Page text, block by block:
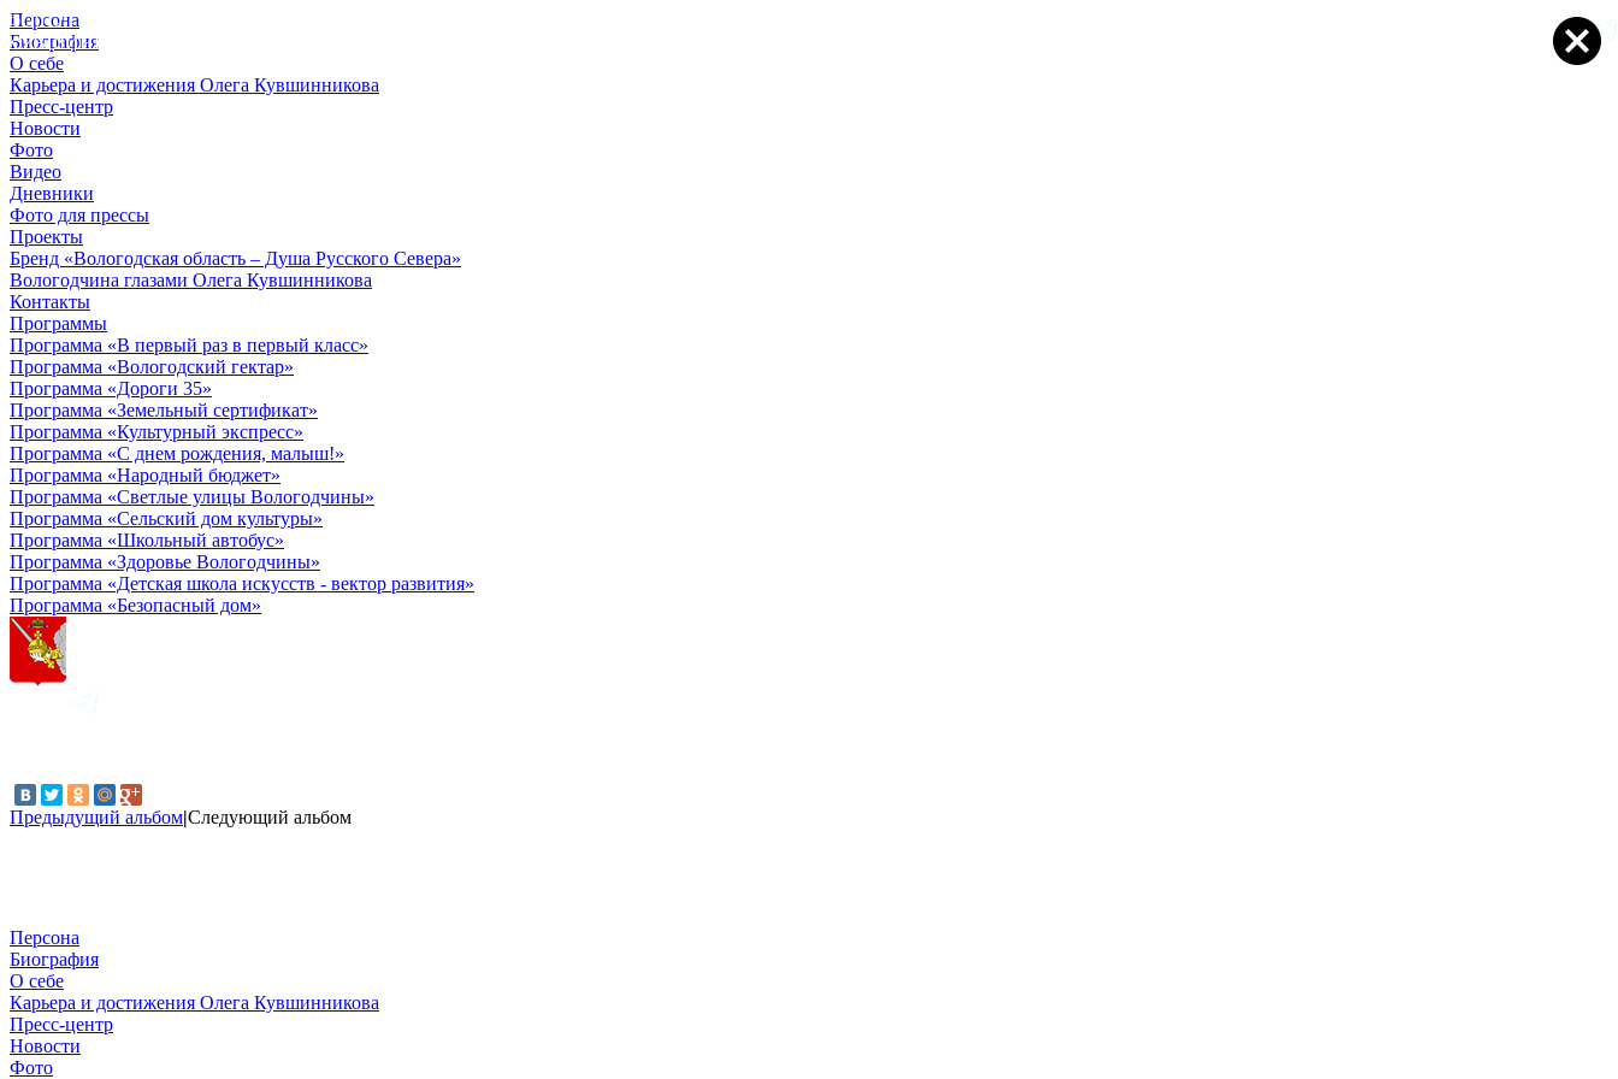
Персона
Биография
О себе
Карьера и достижения Олега Кувшинникова
Пресс-центр
Новости
Фото
Видео
Дневники
Фото для прессы
Проекты
Бренд «Вологодская область – Душа Русского Севера»
Вологодчина глазами Олега Кувшинникова
Контакты
Программы
Программа «В первый раз в первый класс»
Программа «Вологодский гектар»
Программа «Дороги 35»
Программа «Земельный сертификат»
Программа «Культурный экспресс»
Программа «С днем рождения, малыш!»
Программа «Народный бюджет»
Программа «Светлые улицы Вологодчины»
Программа «Сельский дом культуры»
Программа «Школьный автобус»
Программа «Здоровье Вологодчины»
Программа «Детская школа искусств - вектор развития»
Программа «Безопасный дом»
Предыдущий альбом|Следующий альбом
© 2012 - 2023,
КУВШИННИКОВ О.А.
Персона
Биография
О себе
Карьера и достижения Олега Кувшинникова
Пресс-центр
Новости
Фото